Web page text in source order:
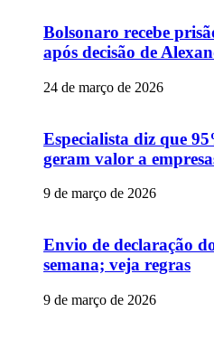
Bolsonaro recebe
após decisão de
24 de março de 2026
Especialista diz que
geram valor a
9 de março de 2026
Envio de declaração
semana; veja regras
9 de março de 2026